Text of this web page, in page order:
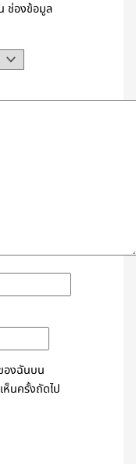
ช่องข้อมูล
องฉันบน
ห็นครั้งถัดไป